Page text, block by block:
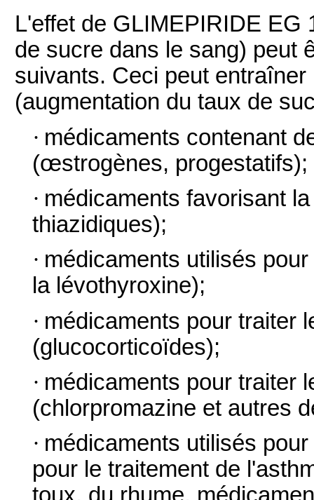
L'effet de GLIMEPIRIDE EG
de sucre dans le sang) peut
suivants. Ceci peut
(augmentation du taux de
· médicaments contenant
(œstrogènes, progestatifs);
· médicaments favorisant
thiazidiques);
· médicaments utilisés
la lévothyroxine);
· médicaments pour traiter
(glucocorticoïdes);
· médicaments pour traiter
(chlorpromazine et autres
· médicaments utilisés
pour le traitement de